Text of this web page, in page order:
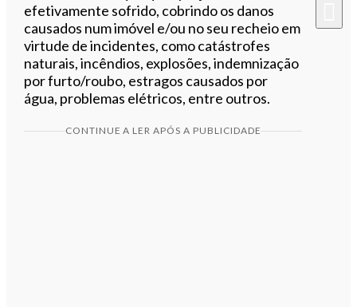
efetivamente sofrido, cobrindo os danos
causados num imóvel e/ou no seu recheio em
virtude de incidentes, como catástrofes
naturais, incêndios, explosões, indemnização
por furto/roubo, estragos causados por
água, problemas elétricos, entre outros.
CONTINUE A LER APÓS A PUBLICIDADE